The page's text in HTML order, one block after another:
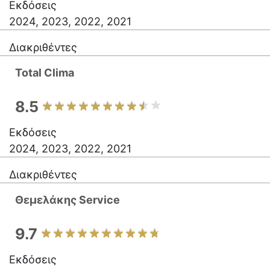
Εκδόσεις
2024, 2023, 2022, 2021
Διακριθέντες
Total Clima
8.5
Εκδόσεις
2024, 2023, 2022, 2021
Διακριθέντες
Θεμελάκης Service
9.7
Εκδόσεις